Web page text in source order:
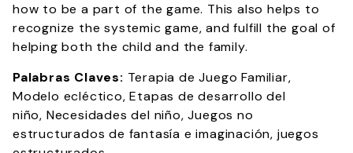
how to be a part of the game. This also helps to
recognize the systemic game, and fulfill the goal of
helping both the child and the family.
Palabras Claves: Terapia de Juego Familiar,
Modelo ecléctico, Etapas de desarrollo del
niño, Necesidades del niño, Juegos no
estructurados de fantasía e imaginación, juegos